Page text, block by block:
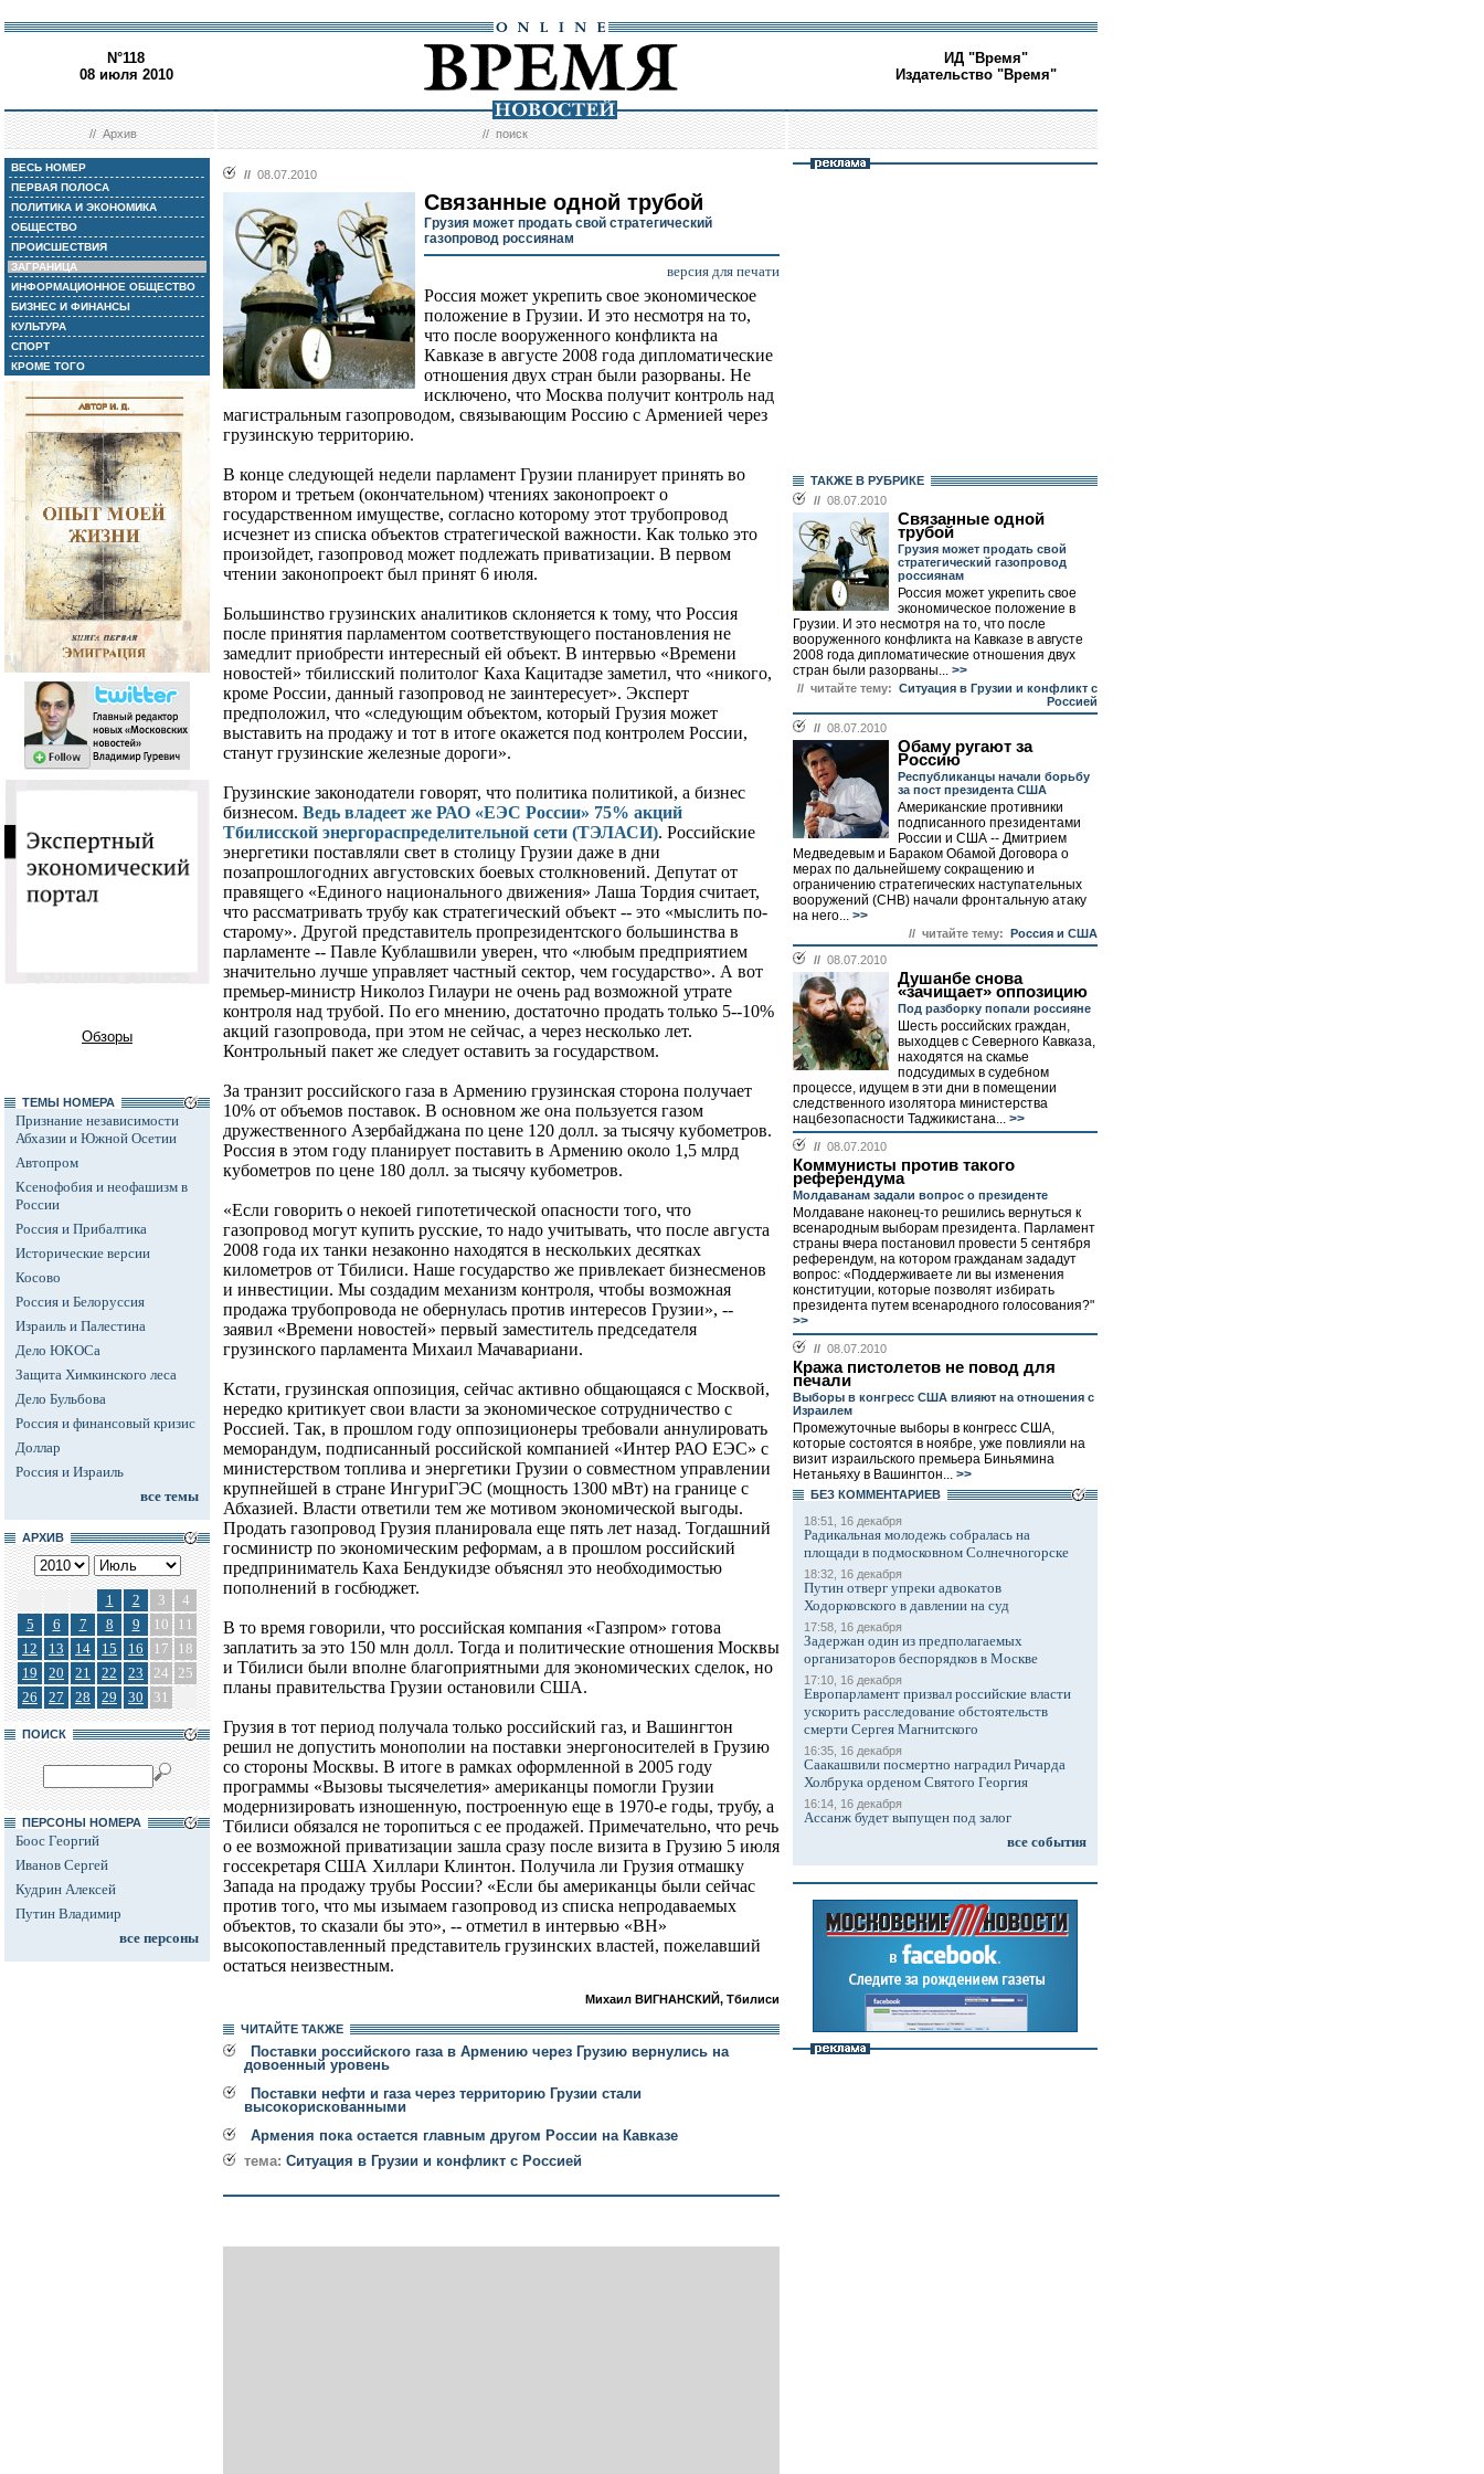
N°118
08 июля 2010
ИД "Время"
Издательство "Время"
//Архив //поиск
ВЕСЬ НОМЕР
ПЕРВАЯ ПОЛОСА
ПОЛИТИКА И ЭКОНОМИКА
ОБЩЕСТВО
ПРОИСШЕСТВИЯ
ЗАГРАНИЦА
ИНФОРМАЦИОННОЕ ОБЩЕСТВО
БИЗНЕС И ФИНАНСЫ
КУЛЬТУРА
СПОРТ
КРОМЕ ТОГО
Обзоры
ТЕМЫ НОМЕРА
Признание независимости
Абхазии и Южной Осетии
Автопром
Ксенофобия и неофашизм в
России
Россия и Прибалтика
Исторические версии
Косово
Россия и Белоруссия
Израиль и Палестина
Дело ЮКОСа
Защита Химкинского леса
Дело Бульбова
Россия и финансовый кризис
Доллар
Россия и Израиль
все темы
АРХИВ
1 2 3
4
5
6 7 8 9 10
11
12
13 14 15 16 17
18
19
20 21 22 23 24 25
26
27 28 29 30 31
ПОИСК
ПЕРСОНЫ НОМЕРА
Боос Георгий
Иванов Сергей
Кудрин Алексей
Путин Владимир
все персоны
// 08.07.2010
Связанные одной трубой
Грузия может продать свой стратегический
газопровод россиянам
версия для печати
Россия может укрепить свое экономическое
положение в Грузии. И это несмотря на то,
что после вооруженного конфликта на
Кавказе в августе 2008 года дипломатические
отношения двух стран были разорваны. Не
исключено, что Москва получит контроль над
магистральным газопроводом, связывающим Россию с Арменией через
грузинскую территорию.
В конце следующей недели парламент Грузии планирует принять во
втором и третьем (окончательном) чтениях законопроект о
государственном имуществе, согласно которому этот трубопровод
исчезнет из списка объектов стратегической важности. Как только это
произойдет, газопровод может подлежать приватизации. В первом
чтении законопроект был принят 6 июля.
Большинство грузинских аналитиков склоняется к тому, что Россия
после принятия парламентом соответствующего постановления не
замедлит приобрести интересный ей объект. В интервью «Времени
новостей» тбилисский политолог Каха Кацитадзе заметил, что «никого,
кроме России, данный газопровод не заинтересует». Эксперт
предположил, что «следующим объектом, который Грузия может
выставить на продажу и тот в итоге окажется под контролем России,
станут грузинские железные дороги».
Грузинские законодатели говорят, что политика политикой, а бизнес
бизнесом. Ведь владеет же РАО «ЕЭС России» 75% акций
Тбилисской энергораспределительной сети (ТЭЛАСИ). Российские
энергетики поставляли свет в столицу Грузии даже в дни
позапрошлогодних августовских боевых столкновений. Депутат от
правящего «Единого национального движения» Лаша Тордия считает,
что рассматривать трубу как стратегический объект -- это «мыслить по-
старому». Другой представитель пропрезидентского большинства в
парламенте -- Павле Кублашвили уверен, что «любым предприятием
значительно лучше управляет частный сектор, чем государство». А вот
премьер-министр Николоз Гилаури не очень рад возможной утрате
контроля над трубой. По его мнению, достаточно продать только 5--10%
акций газопровода, при этом не сейчас, а через несколько лет.
Контрольный пакет же следует оставить за государством.
За транзит российского газа в Армению грузинская сторона получает
10% от объемов поставок. В основном же она пользуется газом
дружественного Азербайджана по цене 120 долл. за тысячу кубометров.
Россия в этом году планирует поставить в Армению около 1,5 млрд
кубометров по цене 180 долл. за тысячу кубометров.
«Если говорить о некоей гипотетической опасности того, что
газопровод могут купить русские, то надо учитывать, что после августа
2008 года их танки незаконно находятся в нескольких десятках
километров от Тбилиси. Наше государство же привлекает бизнесменов
и инвестиции. Мы создадим механизм контроля, чтобы возможная
продажа трубопровода не обернулась против интересов Грузии», --
заявил «Времени новостей» первый заместитель председателя
грузинского парламента Михаил Мачавариани.
Кстати, грузинская оппозиция, сейчас активно общающаяся с Москвой,
нередко критикует свои власти за экономическое сотрудничество с
Россией. Так, в прошлом году оппозиционеры требовали аннулировать
меморандум, подписанный российской компанией «Интер РАО ЕЭС» с
министерством топлива и энергетики Грузии о совместном управлении
крупнейшей в стране ИнгуриГЭС (мощность 1300 мВт) на границе с
Абхазией. Власти ответили тем же мотивом экономической выгоды.
Продать газопровод Грузия планировала еще пять лет назад. Тогдашний
госминистр по экономическим реформам, а в прошлом российский
предприниматель Каха Бендукидзе объяснял это необходимостью
пополнений в госбюджет.
В то время говорили, что российская компания «Газпром» готова
заплатить за это 150 млн долл. Тогда и политические отношения Москвы
и Тбилиси были вполне благоприятными для экономических сделок, но
планы правительства Грузии остановили США.
Грузия в тот период получала только российский газ, и Вашингтон
решил не допустить монополии на поставки энергоносителей в Грузию
со стороны Москвы. В итоге в рамках оформленной в 2005 году
программы «Вызовы тысячелетия» американцы помогли Грузии
модернизировать изношенную, построенную еще в 1970-е годы, трубу, а
Тбилиси обязался не торопиться с ее продажей. Примечательно, что речь
о ее возможной приватизации зашла сразу после визита в Грузию 5 июля
госсекретаря США Хиллари Клинтон. Получила ли Грузия отмашку
Запада на продажу трубы России? «Если бы американцы были сейчас
против того, что мы изымаем газопровод из списка непродаваемых
объектов, то сказали бы это», -- отметил в интервью «ВН»
высокопоставленный представитель грузинских властей, пожелавший
остаться неизвестным.
Михаил ВИГНАНСКИЙ, Тбилиси
ЧИТАЙТЕ ТАКЖЕ
Поставки российского газа в Армению через Грузию вернулись на
довоенный уровень
Поставки нефти и газа через территорию Грузии стали
высокорискованными
Армения пока остается главным другом России на Кавказе
тема: Ситуация в Грузии и конфликт с Россией
ТАКЖЕ В РУБРИКЕ
// 08.07.2010
Связанные одной
трубой
Грузия может продать свой
стратегический газопровод
россиянам
Россия может укрепить свое
экономическое положение в
Грузии. И это несмотря на то, что после
вооруженного конфликта на Кавказе в августе
2008 года дипломатические отношения двух
стран были разорваны... >>
// читайте тему: Ситуация в Грузии и конфликт с
Россией
// 08.07.2010
Обаму ругают за
Россию
Республиканцы начали борьбу
за пост президента США
Американские противники
подписанного президентами
России и США -- Дмитрием
Медведевым и Бараком Обамой Договора о
мерах по дальнейшему сокращению и
ограничению стратегических наступательных
вооружений (СНВ) начали фронтальную атаку
на него... >>
// читайте тему: Россия и США
// 08.07.2010
Душанбе снова
«зачищает» оппозицию
Под разборку попали россияне
Шесть российских граждан,
выходцев с Северного Кавказа,
находятся на скамье
подсудимых в судебном
процессе, идущем в эти дни в помещении
следственного изолятора министерства
нацбезопасности Таджикистана... >>
// 08.07.2010
Коммунисты против такого
референдума
Молдаванам задали вопрос о президенте
Молдаване наконец-то решились вернуться к
всенародным выборам президента. Парламент
страны вчера постановил провести 5 сентября
референдум, на котором гражданам зададут
вопрос: «Поддерживаете ли вы изменения
конституции, которые позволят избирать
президента путем всенародного голосования?"
>>
// 08.07.2010
Кража пистолетов не повод для
печали
Выборы в конгресс США влияют на отношения с
Израилем
Промежуточные выборы в конгресс США,
которые состоятся в ноябре, уже повлияли на
визит израильского премьера Биньямина
Нетаньяху в Вашингтон... >>
БЕЗ КОМMЕНТАРИЕВ
18:51, 16 декабря
Радикальная молодежь собралась на
площади в подмосковном Солнечногорске
18:32, 16 декабря
Путин отверг упреки адвокатов
Ходорковского в давлении на суд
17:58, 16 декабря
Задержан один из предполагаемых
организаторов беспорядков в Москве
17:10, 16 декабря
Европарламент призвал российские власти
ускорить расследование обстоятельств
смерти Сергея Магнитского
16:35, 16 декабря
Саакашвили посмертно наградил Ричарда
Холбрука орденом Святого Георгия
16:14, 16 декабря
Ассанж будет выпущен под залог
все события